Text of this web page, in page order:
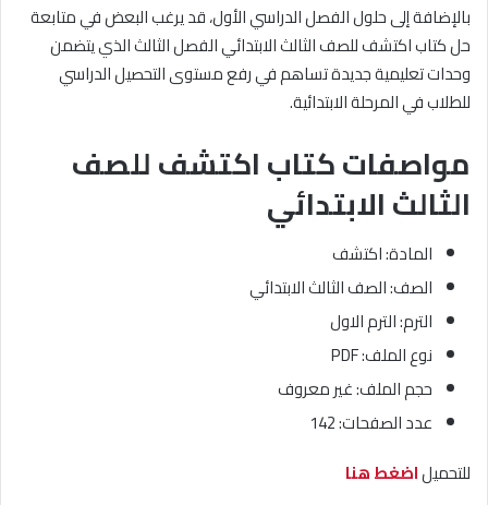
بالإضافة إلى حلول الفصل الدراسي الأول، قد يرغب البعض في متابعة
حل كتاب اكتشف للصف الثالث الابتدائي الفصل الثالث الذي يتضمن
وحدات تعليمية جديدة تساهم في رفع مستوى التحصيل الدراسي
للطلاب في المرحلة الابتدائية.
مواصفات كتاب اكتشف للصف
الثالث الابتدائي
المادة: اكتشف
الصف: الصف الثالث الابتدائي
الترم: الترم الاول
نوع الملف: PDF
حجم الملف: غير معروف
عدد الصفحات: 142
للتحميلاضغط هنا